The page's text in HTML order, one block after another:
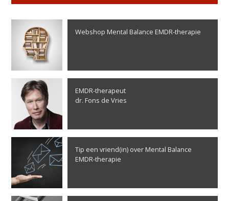
Webshop Mental Balance EMDR-therapie
EMDR-therapeut
dr. Fons de Vries
Tip een vriend(in) over Mental Balance
EMDR-therapie